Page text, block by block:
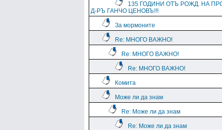
135 ГОДИНИ ОТЪ РОЖД. НА
Д-РЪ ГАНЧО ЦЕНОВЪ!!!
За мормоните
Re: МНОГО ВАЖНО!
Re: МНОГО ВАЖНО!
Re: МНОГО ВАЖНО!
Комита
Може ли да знам
Re: Може ли да знам
Re: Може ли да знам